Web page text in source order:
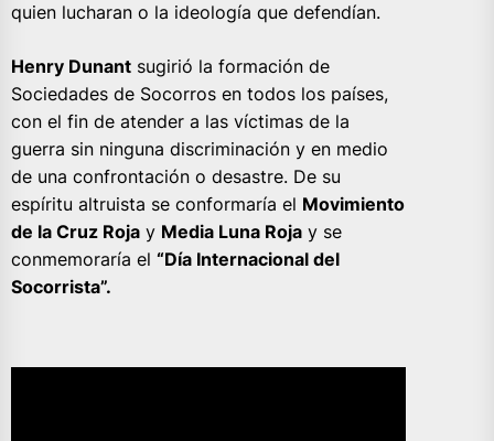
quien lucharan o la ideología que defendían.
Henry Dunant sugirió la formación de
Sociedades de Socorros en todos los países,
con el fin de atender a las víctimas de la
guerra sin ninguna discriminación y en medio
de una confrontación o desastre. De su
espíritu altruista se conformaría el Movimiento
de la Cruz Roja y Media Luna Roja y se
conmemoraría el “Día Internacional del
Socorrista”.